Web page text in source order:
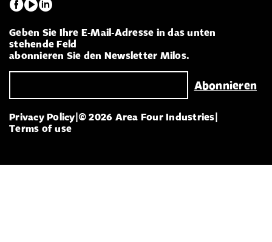
Geben Sie Ihre E-Mail-Adresse in das unten
stehende Feld
abonnieren Sie den Newsletter Milos.
Privacy Policy © 2026 Area Four Industries
Terms of use